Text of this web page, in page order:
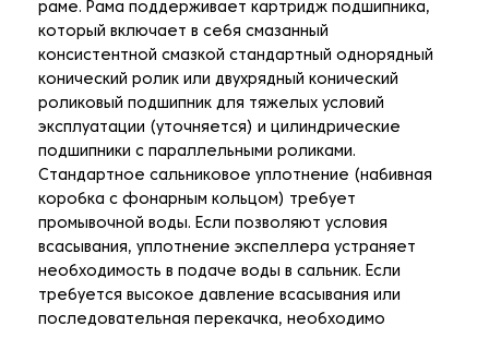
раме. Рама поддерживает картридж подшипника,
который включает в себя смазанный
консистентной смазкой стандартный однорядный
конический ролик или двухрядный конический
роликовый подшипник для тяжелых условий
эксплуатации (уточняется) и цилиндрические
подшипники с параллельными роликами.
Стандартное сальниковое уплотнение (набивная
коробка с фонарным кольцом) требует
промывочной воды. Если позволяют условия
всасывания, уплотнение экспеллера устраняет
необходимость в подаче воды в сальник. Если
требуется высокое давление всасывания или
последовательная перекачка, необходимо